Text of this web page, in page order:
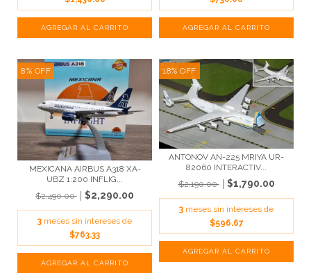
8% OFF
MEXICANA AIRBUS A318 XA-
UBZ 1:200 INFLIG...
$2,490.00
$2,290.00
3 meses sin intereses de
$763.33
18% OFF
ANTONOV AN-225 MRIYA UR-
82060 INTERACTIV...
$2,190.00
$1,790.00
3 meses sin intereses de
$596.67